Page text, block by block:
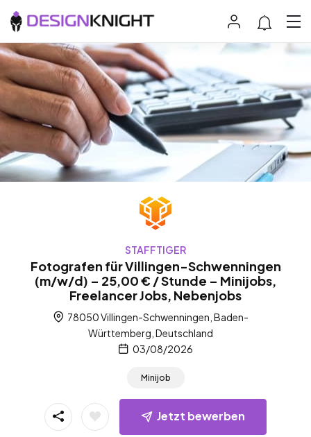
STAFFTIGER
Fotografen für Villingen-Schwenningen
(m/w/d) – 25,00 € / Stunde – Minijobs,
Freelancer Jobs, Nebenjobs
78050 Villingen-Schwenningen, Baden-
Württemberg, Deutschland
03/08/2026
Minijob
Jetzt bewerben